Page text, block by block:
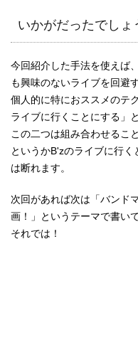
いかがだったでしょ
今回紹介した手法を使えば
も興味のないライブを回避
個人的に特におススメのテ
ライブに行くことにする」
この二つは組み合わせるこ
というかB'zのライブに行
は断れます。
次回があれば次は「バンド
画！」というテーマで書い
それでは！